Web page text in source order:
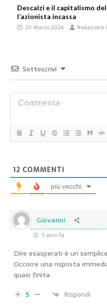
Descalzi e il capitalismo
l’azionista incassa
20 Marzo 2026 Redazione
Sottoscrivi
12 COMMENTI
più vecchi
Giovanni
5 anni fa
Dire esasperati è un
Occorre una risposta
quasi finita.
5
Rispondi